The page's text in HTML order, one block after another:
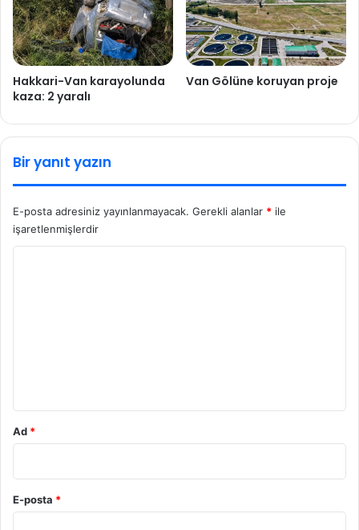
Hakkari-Van karayolunda
kaza: 2 yaralı
Van Gölüne koruyan proje
Bir yanıt yazın
E-posta adresiniz yayınlanmayacak. Gerekli alanlar * ile
işaretlenmişlerdir
Ad *
E-posta *